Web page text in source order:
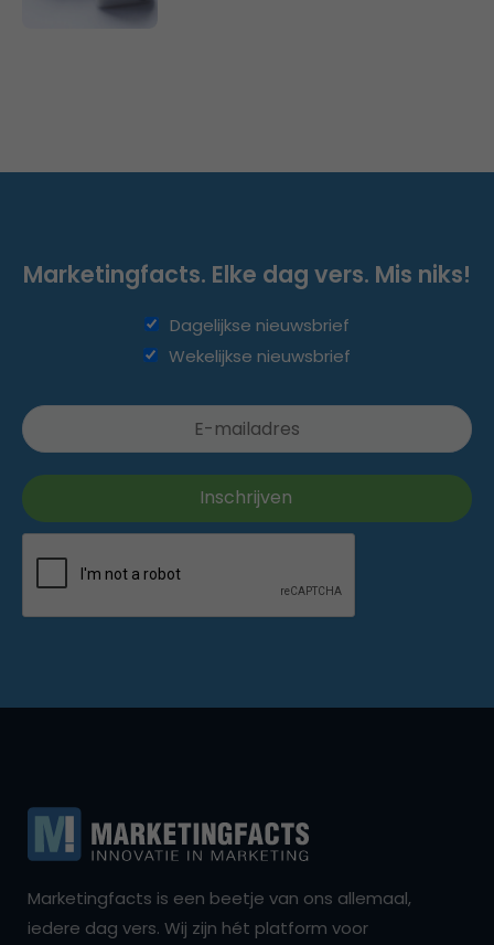
Marketingfacts. Elke dag vers. Mis niks!
Dagelijkse nieuwsbrief
Wekelijkse nieuwsbrief
Marketingfacts is een beetje van ons allemaal,
iedere dag vers. Wij zijn hét platform voor